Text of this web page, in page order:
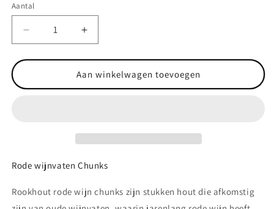
Aantal
Aantal
Aantal
verlagen
voor
Rode
Aantal
verhogen
voor
Rookhout
Rode
Aan winkelwagen toevoegen
Rode wijnvaten Chunks
Rookhout rode wijn chunks zijn stukken hout die afkomstig